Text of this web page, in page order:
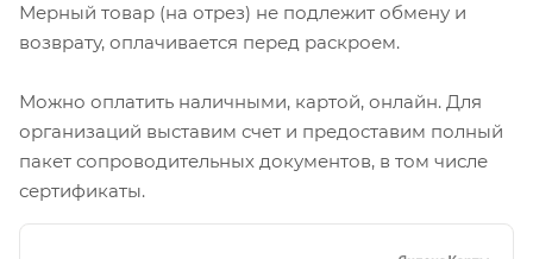
Мерный товар (на отрез) не подлежит обмену и
возврату, оплачивается перед раскроем.
Можно оплатить наличными, картой, онлайн. Для
организаций выставим счет и предоставим полный
пакет сопроводительных документов, в том числе
сертификаты.